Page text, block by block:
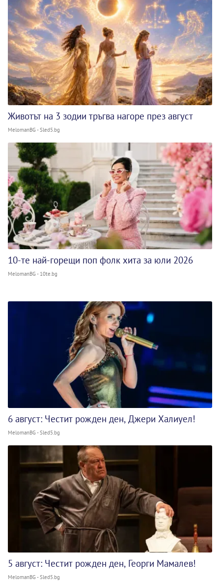
Животът на 3 зодии тръгва нагоре през август
MelomanBG - Sled5.bg
10-те най-горещи поп фолк хита за юли 2026
MelomanBG - 10te.bg
6 август: Честит рожден ден, Джери Халиуел!
MelomanBG - Sled5.bg
5 август: Честит рожден ден, Георги Мамалев!
MelomanBG - Sled5.bg